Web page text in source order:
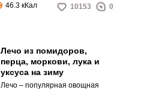
46.3 кКал 10153 0
Лечо из помидоров,
перца, моркови, лука и
уксуса на зиму
Лечо – популярная овощная